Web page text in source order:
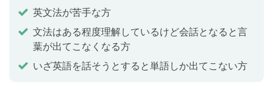
します。「あそこで歌っている女の子」「フランス語
で書かれた手紙」のように、「～している、〜される
（〜された）」人やものについて伝えられるようにな
英文法が苦手な方
文法はある程度理解しているけど会話となると言
葉が出てこなくなる方
いざ英語を話そうとすると単語しか出てこない方